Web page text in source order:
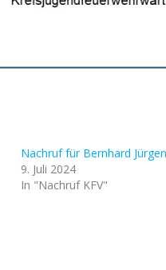
Nachruf für Bernhard
9. Juli 2024
In "Nachruf KFV"